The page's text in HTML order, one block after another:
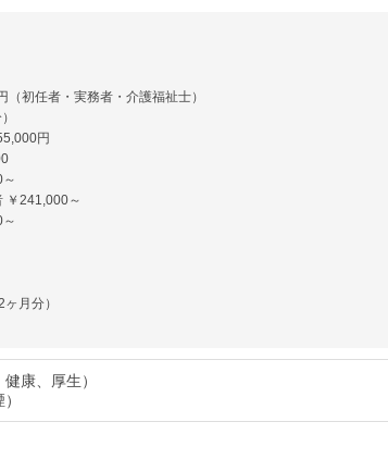
（初任者・実務者・介護福祉士）
円
￥241,000～
月分）
康、厚生）